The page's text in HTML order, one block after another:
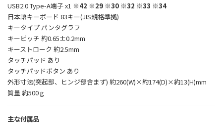
USB2.0 Type-A端子 x1 ※42 ※29 ※30 ※32 ※33 ※34
日本語キーボード 83キー(JIS規格準拠)
キータイプ パンタグラフ
キーピッチ 約0.65±0.2mm
キーストローク 約2.5mm
タッチパッド あり
タッチパッドボタン あり
外形寸法(突起部、ヒンジ部含まず) 約260(W)×約174(D)×約13(H)mm
質量 約500ｇ
主な付属品